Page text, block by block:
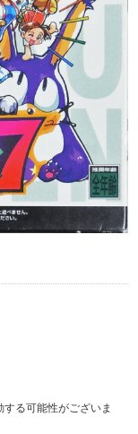
る可能性がございま